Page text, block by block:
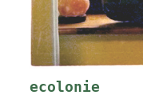
ecolonie